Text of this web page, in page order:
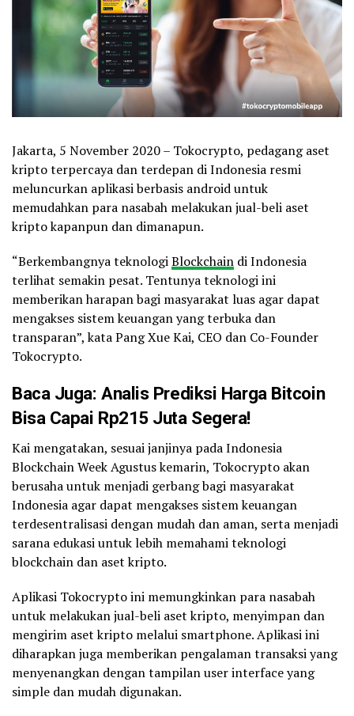
Jakarta, 5 November 2020– Tokocrypto, pedagang aset
kripto terpercaya dan terdepan di Indonesia resmi
meluncurkan aplikasi berbasis android untuk
memudahkan para nasabah melakukan jual-beli aset
kripto kapanpun dan dimanapun.
“Berkembangnya teknologiBlockchain di Indonesia
terlihat semakin pesat. Tentunya teknologi ini
memberikan harapan bagi masyarakat luas agar dapat
mengakses sistem keuangan yang terbuka dan
transparan”, kata Pang Xue Kai, CEO dan Co-Founder
Tokocrypto.
Baca Juga:Analis Prediksi Harga Bitcoin
Bisa Capai Rp215 Juta Segera!
Kai mengatakan, sesuai janjinya pada Indonesia
Blockchain Week Agustus kemarin, Tokocrypto akan
berusaha untuk menjadi gerbang bagi masyarakat
Indonesia agar dapat mengakses sistem keuangan
terdesentralisasi dengan mudah dan aman, serta menjadi
sarana edukasi untuk lebih memahami teknologi
blockchain dan aset kripto.
Aplikasi Tokocrypto ini memungkinkan para nasabah
untuk melakukan jual-beli aset kripto, menyimpan dan
mengirim aset kripto melalui smartphone. Aplikasi ini
diharapkan juga memberikan pengalaman transaksi yang
menyenangkan dengan tampilan user interface yang
simple dan mudah digunakan.